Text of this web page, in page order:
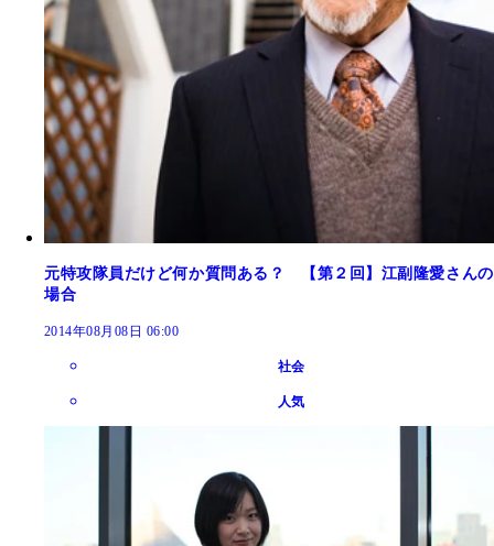
元特攻隊員だけど何か質問ある？ 【第２回】江副隆愛さんの
場合
2014年08月08日 06:00
社会
人気